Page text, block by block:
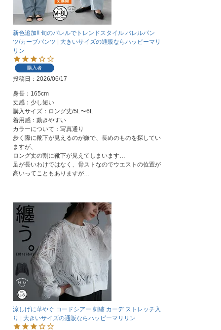
新色追加!! 旬のバレルでトレンドスタイル バレルパン
ツ/カーブパンツ | 大きいサイズの通販ならハッピーマリ
リン
購入者
投稿日 2026/06/17
身長：165cm
丈感：少し短い
購入サイズ：ロング丈/5L〜6L
着用感：動きやすい
カラーについて：写真通り
歩く際に靴下が見えるのが嫌で、長めのものを探してい
ますが、
ロング丈の割に靴下が見えてしまいます…
足が長いわけではなく、骨ストなのでウエストの位置が
高いってこともありますが…
涼しげに華やぐ コードシアー 刺繍 カーデ ストレッチ入
り | 大きいサイズの通販ならハッピーマリリン